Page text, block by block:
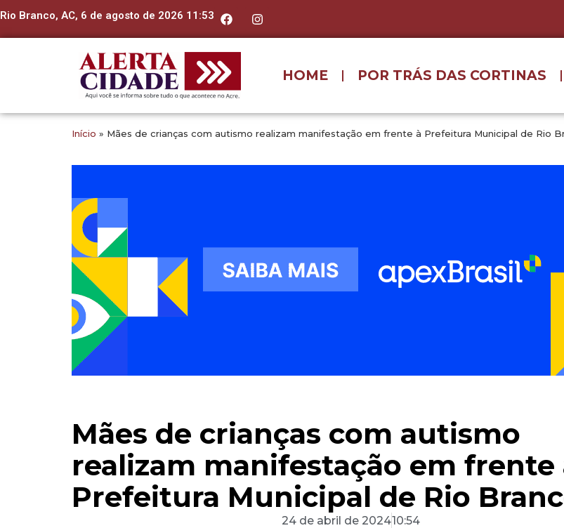
Rio Branco, AC, 6 de agosto de 2026 11:53
HOME POR TRÁS DAS CORTINAS
Início » Mães de crianças com autismo realizam manifestação em frente à Prefeitura Municipal de Rio
Mães de crianças com autismo
realizam manifestação em frente
Prefeitura Municipal de Rio
24 de abril de 202410:54